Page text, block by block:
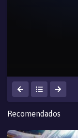
Recomendados